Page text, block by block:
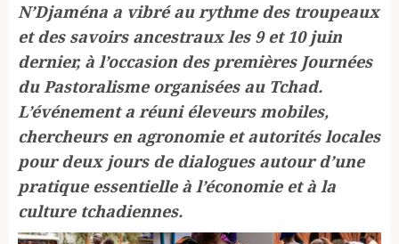
N’Djaména a vibré au rythme des troupeaux
et des savoirs ancestraux les 9 et 10 juin
dernier, à l’occasion des premières Journées
du Pastoralisme organisées au Tchad.
L’événement a réuni éleveurs mobiles,
chercheurs en agronomie et autorités locales
pour deux jours de dialogues autour d’une
pratique essentielle à l’économie et à la
culture tchadiennes.